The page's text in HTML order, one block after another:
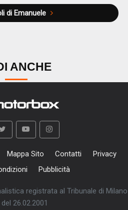
di Emanuele
ANCHE
Mappa Sito Contatti
Privacy
Pubblicità
registrata al Tribunale di Milano
26.02.2001